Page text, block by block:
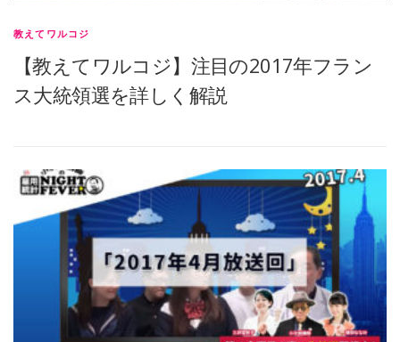
教えてワルコジ
【教えてワルコジ】注目の2017年フラン
ス大統領選を詳しく解説